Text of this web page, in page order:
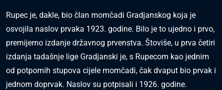
Rupec je, dakle, bio član momčadi Gradjanskog koja je
osvojila naslov prvaka 1923. godine. Bilo je to ujedno i prvo,
premijerno izdanje državnog prvenstva. Štoviše, u prva četiri
izdanja tadašnje lige Gradjanski je, s Rupecom kao jednim
od potpornih stupova cijele momčadi, čak dvaput bio prvak i
jednom doprvak. Naslov su potpisali i 1926. godine.